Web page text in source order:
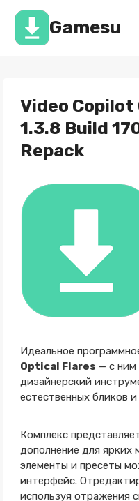
Перейти
содержимомуGamesu
Video
1.3.8 Build
Repack
Идеальное
Optical Flares — с ним
дизайнерский
естественных бликов
Комплекс
дополнение для ярких
элементы и пресеты
интерфейс.
используя отражения